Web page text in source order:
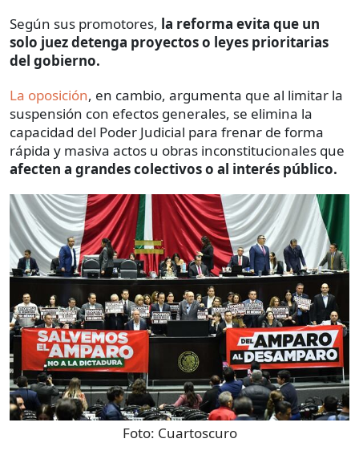
Según sus promotores, la reforma evita que un
solo juez detenga proyectos o leyes prioritarias
del gobierno.
La oposición, en cambio, argumenta que al limitar la
suspensión con efectos generales, se elimina la
capacidad del Poder Judicial para frenar de forma
rápida y masiva actos u obras inconstitucionales que
afecten a grandes colectivos o al interés público.
Foto: Cuartoscuro